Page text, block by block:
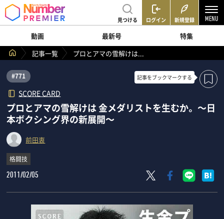
見つける ログイン 新規登録
動画 最新号
特集
記事一覧
プロとアマの雪解けは...
#771
SCORE CARD
記事をブックマークする
プロとアマの雪解けは 金メダリストを生むか。 ～日
本ボクシング界の新展開～
前田衷
格闘技
2011/02/05